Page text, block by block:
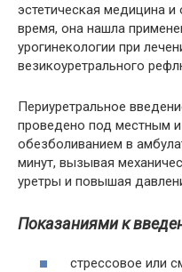
эстетическая медицина
время, она нашла
урогинекологии при
везикоуретрального
Периуретральное
проведено под местным
обезболиванием в
минут, вызывая
уретры и повышая
Показаниями к
стрессовое или